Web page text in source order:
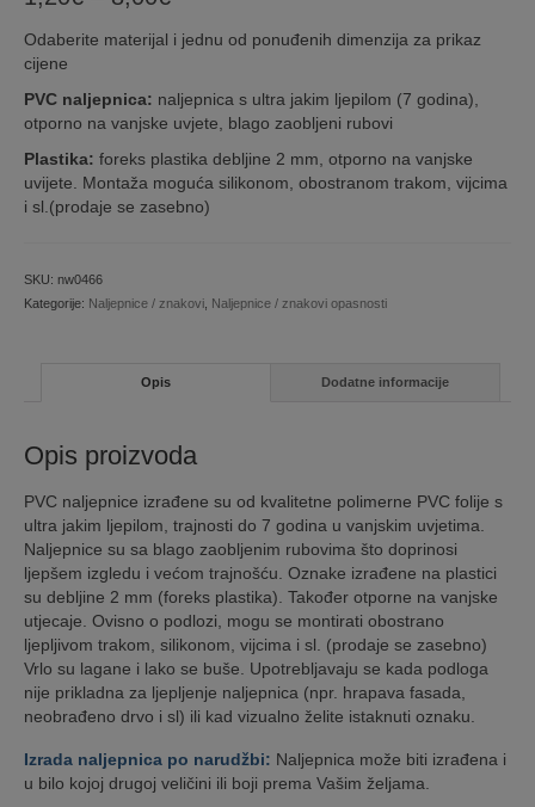
1,20€
8,00€
Odaberite materijal i jednu od ponuđenih dimenzija za prikaz
cijene
PVC naljepnica: naljepnica s ultra jakim ljepilom (7 godina),
otporno na vanjske uvjete, blago zaobljeni rubovi
Plastika: foreks plastika debljine 2 mm, otporno na vanjske
uvijete. Montaža moguća silikonom, obostranom trakom, vijcima
i sl.(prodaje se zasebno)
SKU: nw0466
Kategorije: Naljepnice / znakovi Naljepnice / znakovi opasnosti
Opis Dodatne informacije
Opis proizvoda
PVC naljepnice izrađene su od kvalitetne polimerne PVC folije s
ultra jakim ljepilom, trajnosti do 7 godina u vanjskim uvjetima.
Naljepnice su sa blago zaobljenim rubovima što doprinosi
ljepšem izgledu i većom trajnošću. Oznake izrađene na plastici
su debljine 2 mm (foreks plastika). Također otporne na vanjske
utjecaje. Ovisno o podlozi, mogu se montirati obostrano
ljepljivom trakom, silikonom, vijcima i sl. (prodaje se zasebno)
Vrlo su lagane i lako se buše. Upotrebljavaju se kada podloga
nije prikladna za ljepljenje naljepnica (npr. hrapava fasada,
neobrađeno drvo i sl) ili kad vizualno želite istaknuti oznaku.
Izrada naljepnica po narudžbi: Naljepnica može biti izrađena i
u bilo kojoj drugoj veličini ili boji prema Vašim željama.